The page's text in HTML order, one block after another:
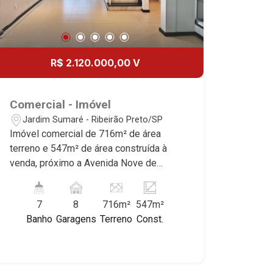
reconhecidos por sua segurança,
infraestrutura e qualidade de vida
incomparável. Atuamos nos bairros de
Boa Vista, Jardim Botânico, Jardim
Ribeirão, Jardim Canadá, Guaporé, Ilhas
do Sul, Jardim Nova Aliança, Boulevard,
Higienópolis, Sumaré, Jardim América,
Alto do Ipê, Jardim Irajá, Royal Park,
Jardim Califórnia, Quinta da Primavera,
Bonfim Paulista, Vila Seixas, Jardim
Paulista, Jardim Paulistano, Lagoinha,
Ribeirânia, Nova Ribeirânia, Jardim
Macedo, Jardim São Luiz, Centro,
R$ 2.120.000,00 V
Comercial - Imóvel
Jardim Sumaré - Ribeirão Preto/SP
Imóvel comercial de 716m² de área
terreno e 547m² de área construída à
venda, próximo a Avenida Nove de
Preto/SP. Conheça as características
deste imóvel que a Martinelli
Imobiliária selecionou para você: -
7
Banho
8
Garagens
716m²
Terreno
547m²
Const.